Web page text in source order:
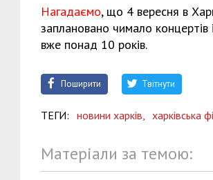
Нагадаємо, що 4 вересня в
заплановано чимало концертів
вже понад 10 років.
Поширити Твітнути
ТЕГИ: новини харків, харківська
Матеріали за темою: